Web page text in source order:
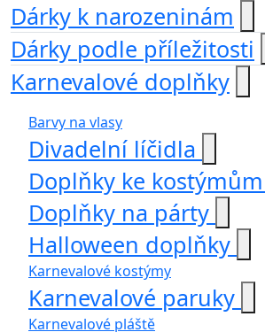
Dárky k narozeninám
Dárky podle příležitosti
Karnevalové doplňky
Barvy na vlasy
Divadelní líčidla
Doplňky ke kostýmům
Doplňky na párty
Halloween doplňky
Karnevalové kostýmy
Karnevalové paruky
Karnevalové pláště